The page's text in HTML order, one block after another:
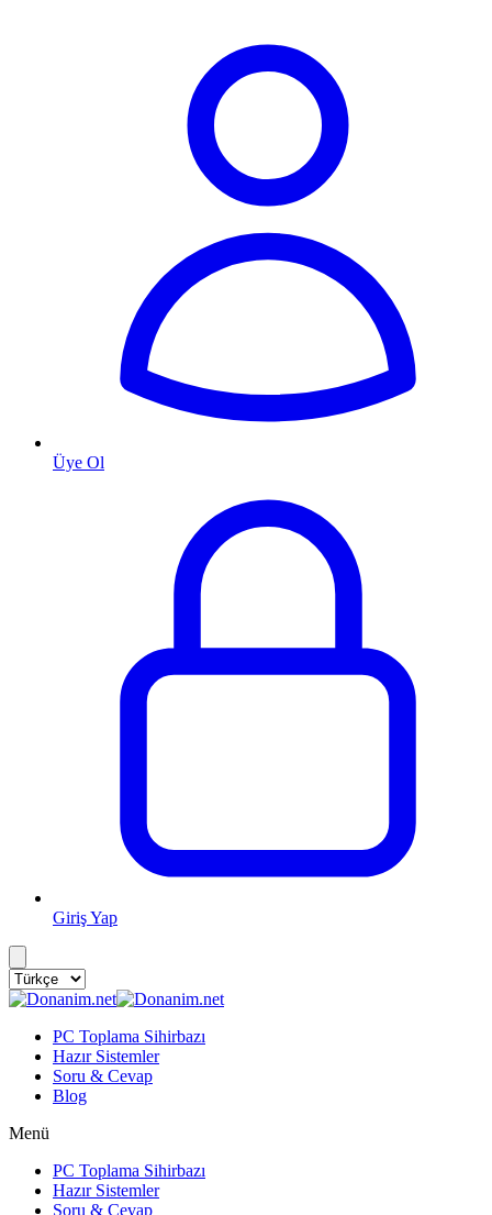
Üye Ol
Giriş Yap
PC Toplama Sihirbazı
Hazır Sistemler
Soru & Cevap
Blog
Menü
PC Toplama Sihirbazı
Hazır Sistemler
Soru & Cevap